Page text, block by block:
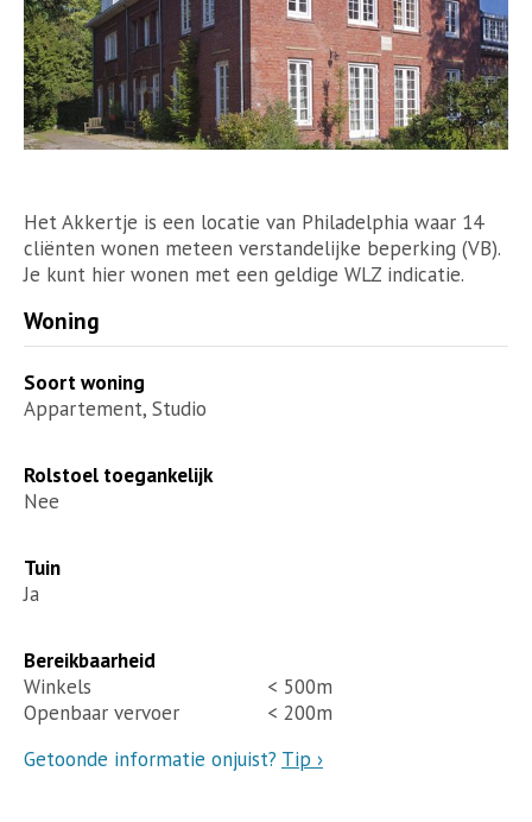
Het Akkertje is een locatie van Philadelphia waar 14
cliënten wonen meteen verstandelijke beperking (VB).
Je kunt hier wonen met een geldige WLZ indicatie.
Woning
Soort woning
Appartement, Studio
Rolstoel toegankelijk
Nee
Tuin
Ja
Bereikbaarheid
Winkels
< 500m
Openbaar vervoer
< 200m
Getoonde informatie onjuist? Tip ›